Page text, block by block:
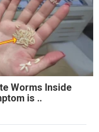
Worms Inside
is ..